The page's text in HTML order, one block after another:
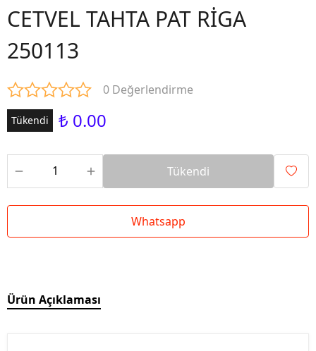
CETVEL TAHTA PAT RİGA
250113
0 Değerlendirme
Tükendi ₺ 0.00
Tükendi
Whatsapp
Ürün Açıklaması